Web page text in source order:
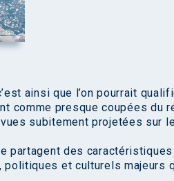
ainsi que l’on pourrait
comme presque coupées du
subitement projetées sur
partagent des
politiques et culturels majeurs